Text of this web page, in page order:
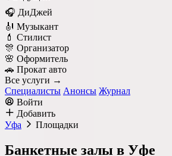
🎧 ДиДжей
🎻 Музыкант
💄 Стилист
🎊 Организатор
🌸 Оформитель
🚗 Прокат авто
Все услуги →
Специалисты Анонсы Журнал
Войти
Добавить
Уфа
Площадки
Банкетные залы в Уфе